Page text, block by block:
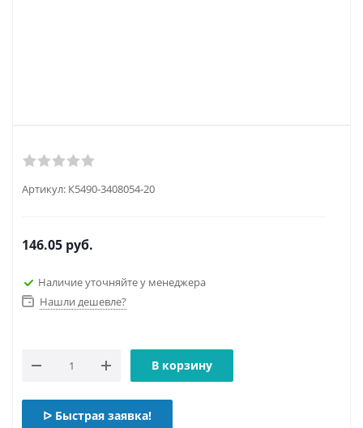
Артикул: К5490-3408054-20
146.05 руб.
Наличие уточняйте у менеджера
Нашли дешевле?
В корзину
ᐅ Быстрая заявка!